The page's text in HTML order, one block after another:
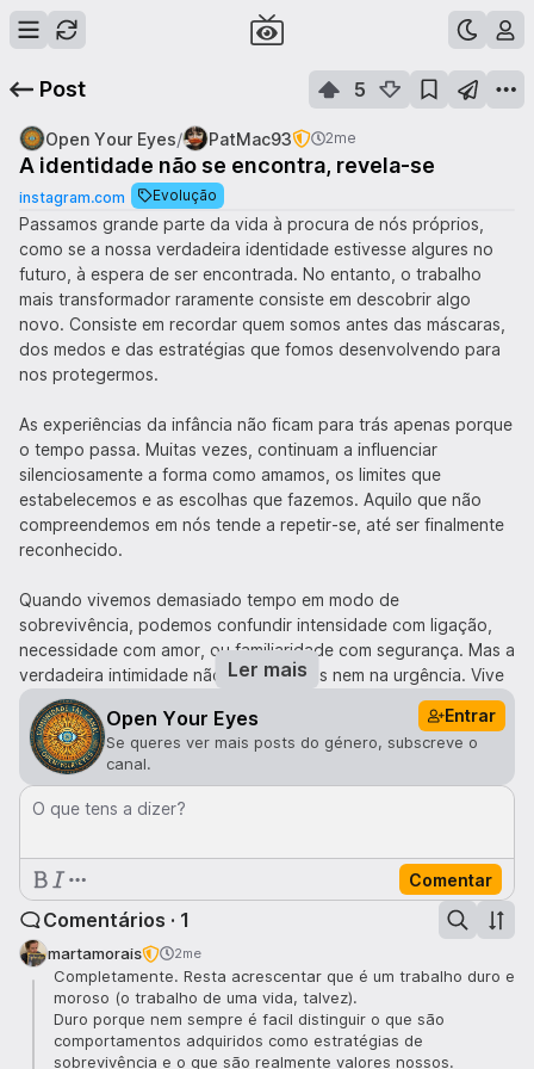
Post 5
Open Your Eyes/ PatMac93 2me
A identidade não se encontra, revela-se
instagram.com Evolução
Passamos grande parte da vida à procura de nós próprios,
como se a nossa verdadeira identidade estivesse algures no
futuro, à espera de ser encontrada. No entanto, o trabalho
mais transformador raramente consiste em descobrir algo
novo. Consiste em recordar quem somos antes das máscaras,
dos medos e das estratégias que fomos desenvolvendo para
nos protegermos.
As experiências da infância não ficam para trás apenas porque
o tempo passa. Muitas vezes, continuam a influenciar
silenciosamente a forma como amamos, os limites que
estabelecemos e as escolhas que fazemos. Aquilo que não
compreendemos em nós tende a repetir-se, até ser finalmente
reconhecido.
Quando vivemos demasiado tempo em modo de
sobrevivência, podemos confundir intensidade com ligação,
necessidade com amor, ou familiaridade com segurança. Mas a
verdadeira intimidade não vive no caos nem na urgência. Vive
na confiança, na presença e na capacidade de sermos vistos
tal como somos.
Crescer implica abandonar a necessidade de defender
constantemente as nossas antigas armaduras. Implica aceitar
que a vulnerabilidade não é uma fraqueza, mas a porta de
profunda connosco próprios.
Uma vida com significado não exige perfeição nem respostas
para tudo. Exige apenas a coragem de olhar para dentro com
honestidade, libertar o que já não nos serve e caminhar com
autenticidade na direção daquilo que é real.
Ler mais
Open Your Eyes Entrar
Se queres ver mais posts do género, subscreve o
canal.
O que tens a dizer?
Comentar
Comentários · 1
martamorais 2me
Completamente. Resta acrescentar que é um trabalho duro e
moroso (o trabalho de uma vida, talvez).
Duro porque nem sempre é facil distinguir o que são
comportamentos adquiridos como estratégias de
sobrevivência e o que são realmente valores nossos.